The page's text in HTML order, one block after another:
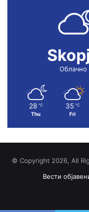
Облачно
28 ℃
Thu
35 ℃
Fri
© Copyright 2026, All
Вести